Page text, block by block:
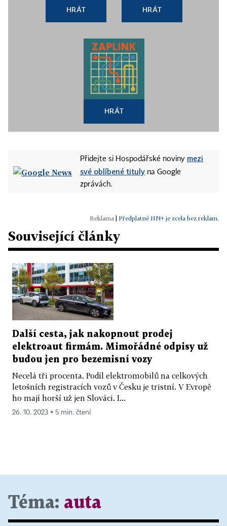
HRÁT HRÁT
HRÁT
Přidejte si Hospodářské noviny mezi
své oblíbené tituly na Google
zprávách.
Předplatné HN+ je zcela bez reklam.
Související články
Další cesta, jak nakopnout prodej
elektroaut firmám. Mimořádné odpisy už
budou jen pro bezemisní vozy
Necelá tři procenta. Podíl elektromobilů na celkových
letošních registracích vozů v Česku je tristní. V Evropě
ho mají horší už jen Slováci. I...
26. 10. 2023 ▪ 5 min. čtení
Téma: auta